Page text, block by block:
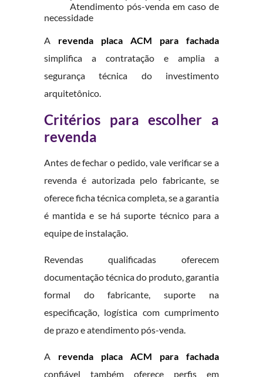
Atendimento pós-venda em caso de
necessidade
A revenda placa ACM para fachada
simplifica a contratação e amplia a
segurança técnica do investimento
arquitetônico.
Critérios para escolher a
revenda
Antes de fechar o pedido, vale verificar se a
revenda é autorizada pelo fabricante, se
oferece ficha técnica completa, se a garantia
é mantida e se há suporte técnico para a
equipe de instalação.
Revendas qualificadas oferecem
documentação técnica do produto, garantia
formal do fabricante, suporte na
especificação, logística com cumprimento
de prazo e atendimento pós-venda.
A revenda placa ACM para fachada
confiável também oferece perfis em